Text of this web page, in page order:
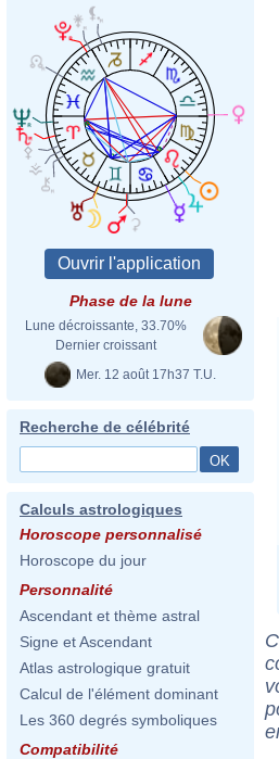
Phase de la lune
Lune décroissante, 33.70%
Dernier croissant
Mer. 12 août 17h37 T.U.
Recherche de célébrité
Calculs astrologiques
Horoscope personnalisé
Horoscope du jour
Personnalité
Ascendant et thème astral
Signe et Ascendant
Atlas astrologique gratuit
Calcul de l'élément dominant
Les 360 degrés symboliques
Compatibilité